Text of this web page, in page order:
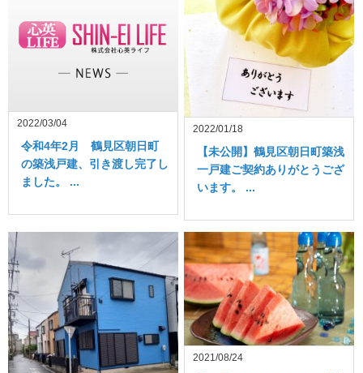
2022/03/04
令和4年2月 鶴見区朝日町
の築浅戸建、引き渡し完了し
ました。 ...
2022/01/18
【未公開】鶴見区朝日町築浅
一戸建ご契約ありがとうござ
います。 ...
2021/08/24